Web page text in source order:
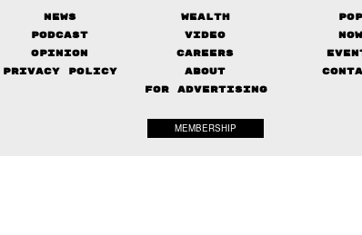
News Wealth
Pop
Podcast
Video
Now
Opinion
Careers
Privacy Policy
About
FOR ADVERTISING
MEMBERSHIP